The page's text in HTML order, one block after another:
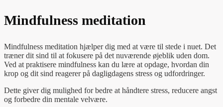
Mindfulness meditation
Mindfulness meditation hjælper dig med at være til stede i nuet. Det
træner dit sind til at fokusere på det nuværende øjeblik uden dom.
Ved at praktisere mindfulness kan du lære at opdage, hvordan din
krop og dit sind reagerer på dagligdagens stress og udfordringer.
Dette giver dig mulighed for bedre at håndtere stress, reducere angst
og forbedre din mentale velvære.